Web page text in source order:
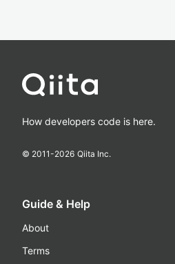
How developers code is here.
© 2011-2026 Qiita Inc.
Guide & Help
About
Terms